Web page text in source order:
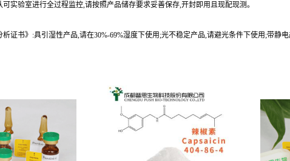
实验室进行全过程监控,请按照产品储存要求妥善保存,开封即用且现配现测。
证书》:具引湿性产品,请在30%-69%湿度下使用;光不稳定产品,请避光条件下使用;带